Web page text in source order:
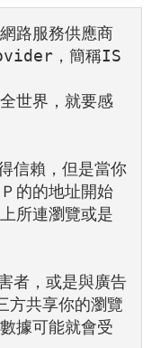
路服務供應商
，簡稱IS
世界，就要感
信賴，但是當你
的的地址開始
所連瀏覽或是
者，或是與廣告
方共享你的瀏覽
據可能就會受